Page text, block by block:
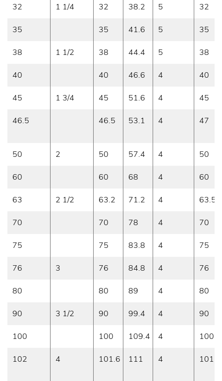
32 1 1/4 32 38.2 5 32
35 35 41.6 5 35
38 1 1/2 38 44.4 5 38
40 40 46.6 4 40
45 1 3/4 45 51.6 4 45
46.5 46.5 53.1 4 47
50 2 50 57.4 4 50
60 60 68 4 60
63 2 1/2 63.2 71.2 4 63.5
70 70 78 4 70
75 75 83.8 4 75
76 3 76 84.8 4 76
80 80 89 4 80
90 3 1/2 90 99.4 4 90
100 100 109.4 4 100
102 4 101.6 111 4 101